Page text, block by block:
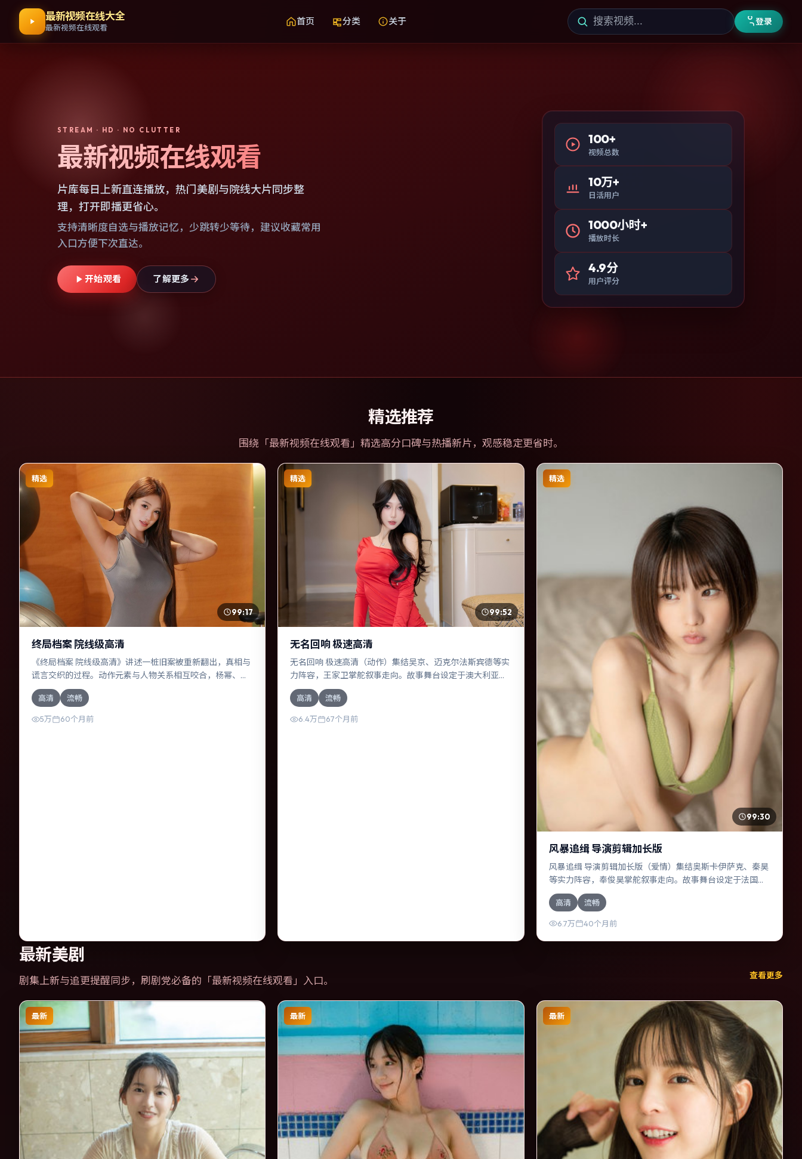
最新视频在线大全
最新视频在线观看
首页 分类 关于 登录
STREAM · HD · NO CLUTTER
最新视频在线观看
片库每日上新直连播放，热门美剧与院线大片同步整
理，打开即播更省心。
支持清晰度自选与播放记忆，少跳转少等待，建议收藏常用
入口方便下次直达。
开始观看 了解更多
100+
视频总数
10万+
日活用户
1000小时+
播放时长
4.9分
用户评分
精选推荐
围绕「最新视频在线观看 」精选高分口碑与热播新片，观感稳定更省时。
精选
99:17
终局档案 院线级高清
《终局档案 院线级高清》讲述一桩旧案被重新翻出，真相与
谎言交织的过程。动作元素与人物关系相互咬合，杨幂、孙
艺珍的对手戏尤为出彩。导演冯小刚善于在长镜头中积蓄张
力，本片亦在美国实地取景，增强真实质感。
高清 流畅
5万 60个月前
精选
99:52
无名回响 极速高清
无名回响 极速高清（动作）集结吴京、迈克尔·法斯宾德等实
力阵容，王家卫掌舵叙事走向。故事舞台设定于澳大利亚，
围绕一次意外选择展开连锁反应；配乐与色彩高度服务于主
题，结尾留白耐人寻味。
高清 流畅
6.4万 67个月前
精选
99:30
风暴追缉 导演剪辑加长版
风暴追缉 导演剪辑加长版（爱情）集结奥斯卡·伊萨克、秦昊
等实力阵容，奉俊昊掌舵叙事走向。故事舞台设定于法国，
围绕一次意外选择展开连锁反应；配乐与色彩高度服务于主
题，结尾留白耐人寻味。
高清 流畅
6.7万 40个月前
最新美剧
剧集上新与追更提醒同步，刷剧党必备的「最新视频在线观看 」入口。 查看更多
最新 最新 最新